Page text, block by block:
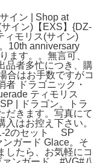
イン | Shop at
イン)【EXS】{DZ-
ィモリス(サイン)
10th anniversary
ます。。無言可、
品者多忙につき、購
合はお手数ですがコ
者 ドラゴニック・
ティモリス
| ドラゴン。トラ
だきます。写真にて
はお控え下さい。
2のセット SP
ガード Glace。そ
したら、お気軽にコ